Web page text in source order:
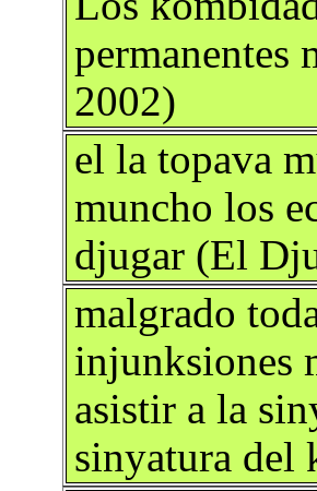
permanentes
2002)
el la topava
muncho los
djugar (El
malgrado
injunksiones
asistir a la
sinyatura del